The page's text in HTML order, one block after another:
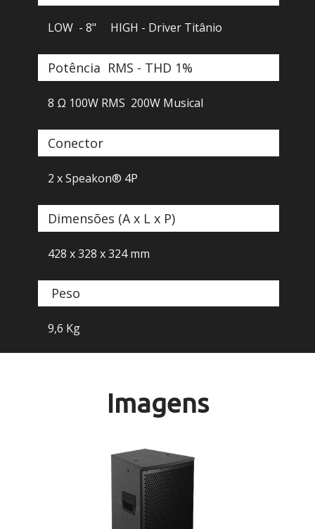
LOW - 8" HIGH - Driver Titânio
Potência RMS - THD 1%
8 Ω 100W RMS 200W Musical
Conector
2 x Speakon® 4P
Dimensões (A x L x P)
428 x 328 x 324 mm
Peso
9,6 Kg
Imagens